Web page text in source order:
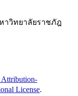
าวิทยาลัยราชภัฎ
Attribution-
License.